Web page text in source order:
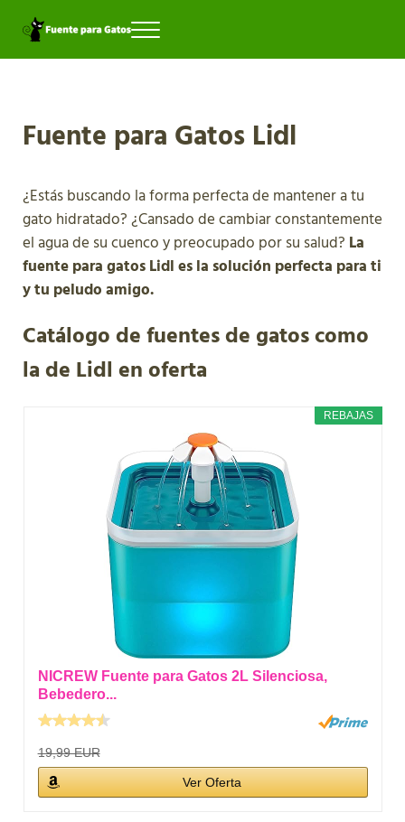
Menu
Fuente para Gatos Lidl
¿Estás buscando la forma perfecta de mantener a tu
gato hidratado? ¿Cansado de cambiar constantemente
el agua de su cuenco y preocupado por su salud? La
fuente para gatos Lidl es la solución perfecta para ti
y tu peludo amigo.
Catálogo de fuentes de gatos como
la de Lidl en oferta
REBAJAS
NICREW Fuente para Gatos 2L Silenciosa,
Bebedero...
19,99 EUR
Ver Oferta